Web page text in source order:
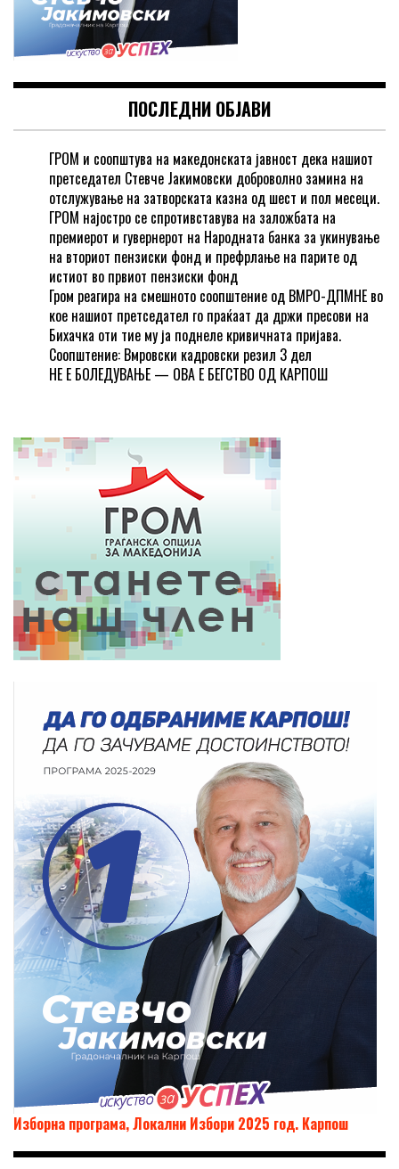
ПОСЛЕДНИ ОБЈАВИ
ГРОМ и соопштува на македонската јавност дека нашиот
претседател Стевче Јакимовски доброволно замина на
отслужување на затворската казна од шест и пол месеци.
ГРОМ најостро се спротивставува на заложбата на
премиерот и гувернерот на Народната банка за укинување
на вториот пензиски фонд и префрлање на парите од
истиот во првиот пензиски фонд
Гром реагира на смешното соопштение од ВМРО-ДПМНЕ во
кое нашиот претседател го праќаат да држи пресови на
Бихачка оти тие му ја поднеле кривичната пријава.
Соопштение: Вмровски кадровски резил 3 дел
НЕ Е БОЛЕДУВАЊЕ — ОВА Е БЕГСТВО ОД КАРПОШ
Изборна програма, Локални Избори 2025 год. Карпош